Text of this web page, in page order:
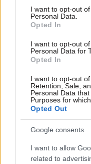
consent section.
I want to opt-out
Personal Data.
Opted In
I want to opt-out
Personal Data for
Opted In
I want to opt-out
Retention, Sale,
Personal Data
Purposes for
Opted Out
Google consents
I want to allow
related to
20·07·2026 06:47
βουλευτής που δίνει
ετοιμάζει ο Θοδωρής